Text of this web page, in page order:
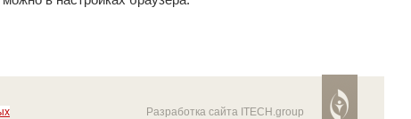
Разработка сайта ITECH.group